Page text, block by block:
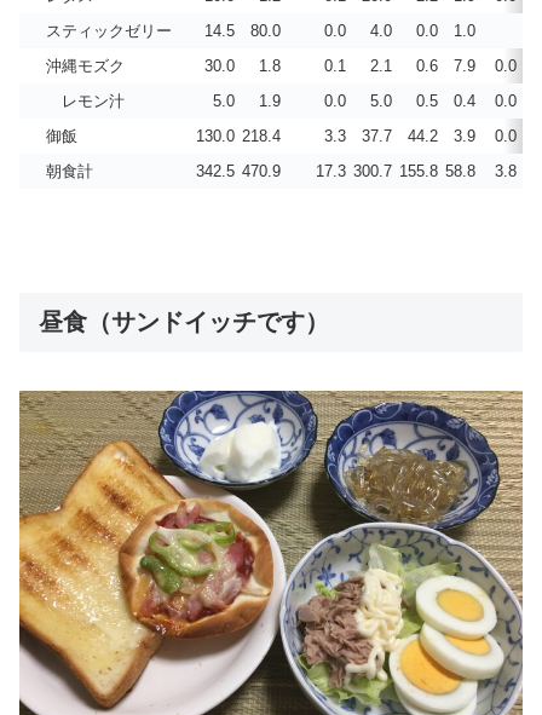
スティックゼリー
14.5 80.0 0.0 4.0 0.0 1.0
沖縄モズク
30.0 1.8 0.1 2.1 0.6 7.9 0.0
レモン汁
5.0 1.9 0.0 5.0 0.5 0.4 0.0
御飯
130.0 218.4 3.3 37.7 44.2 3.9 0.0
朝食計
342.5 470.9 17.3 300.7 155.8 58.8 3.8
昼食（サンドイッチです）